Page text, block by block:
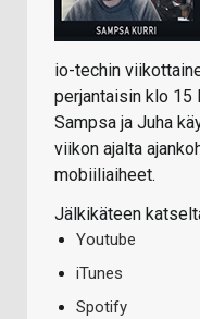
io-techin
perjantaisin klo 15
Sampsa ja Juha
viikon ajalta
mobiiliaiheet.
Jälkikäteen
Youtube
iTunes
Spotify